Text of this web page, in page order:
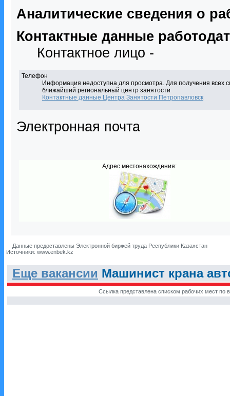
Аналитические сведения о
Контактные данные
Контактное лицо -
Телефон
Информация недоступна для просмотра. Для получения всех
ближайший региональный центр занятости
Контактные данные Центра Занятости Петропавловск
Электронная почта
Адрес местонахождения:
Данные предоставлены Электронной биржей труда Республики Казахстан
Источники: www.enbek.kz
Еще вакансии Машинист крана
Ссылка представлена списком рабочих мест по